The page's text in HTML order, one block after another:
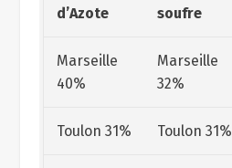
d’Azote
soufre
Marseille
40%
Marseille
32%
Toulon 31% Toulon 31%